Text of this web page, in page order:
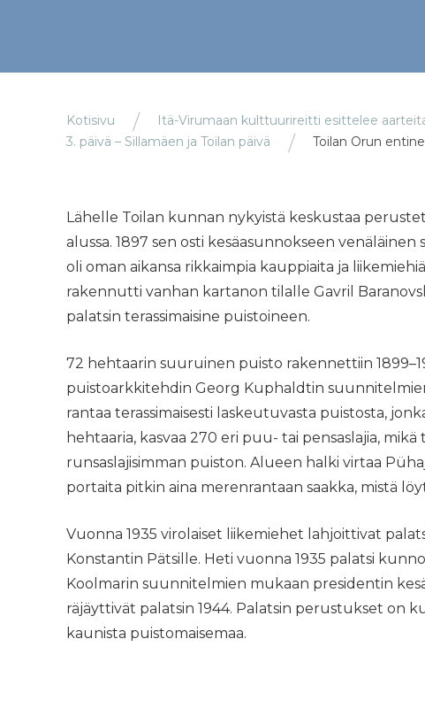
Kotisivu
Itä-Virumaan kulttuurireitti esittelee
3. päivä – Sillamäen ja Toilan päivä
Toilan Orun
Lähelle Toilan kunnan nykyistä keskustaa
alussa. 1897 sen osti kesäasunnokseen venäläinen
oli oman aikansa rikkaimpia kauppiaita ja
rakennutti vanhan kartanon tilalle Gavril
palatsin terassimaisine puistoineen.
72 hehtaarin suuruinen puisto rakennettiin
puistoarkkitehdin Georg Kuphaldtin
rantaa terassimaisesti laskeutuvasta puistosta,
hehtaaria, kasvaa 270 eri puu- tai pensaslajia,
runsaslajisimman puiston. Alueen halki virtaa
portaita pitkin aina merenrantaan saakka, mistä
Vuonna 1935 virolaiset liikemiehet lahjoittivat
Konstantin Pätsille. Heti vuonna 1935 palatsi
Koolmarin suunnitelmien mukaan presidentin
räjäyttivät palatsin 1944. Palatsin perustukset on
kaunista puistomaisemaa.